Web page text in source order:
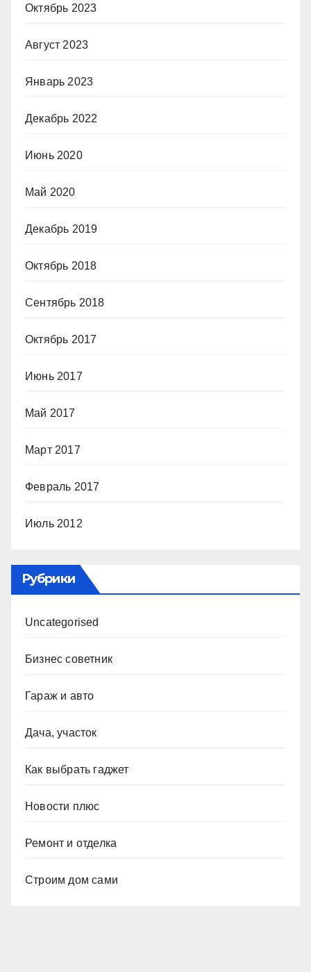
Октябрь 2023
Август 2023
Январь 2023
Декабрь 2022
Июнь 2020
Май 2020
Декабрь 2019
Октябрь 2018
Сентябрь 2018
Октябрь 2017
Июнь 2017
Май 2017
Март 2017
Февраль 2017
Июль 2012
Рубрики
Uncategorised
Бизнес советник
Гараж и авто
Дача, участок
Как выбрать гаджет
Новости плюс
Ремонт и отделка
Строим дом сами